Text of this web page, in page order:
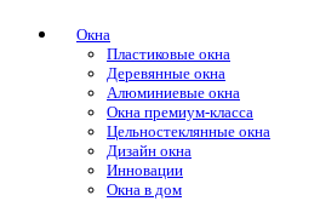
Окна
Пластиковые окна
Деревянные окна
Алюминиевые окна
Окна премиум-класса
Цельностеклянные окна
Дизайн окна
Инновации
Окна в дом